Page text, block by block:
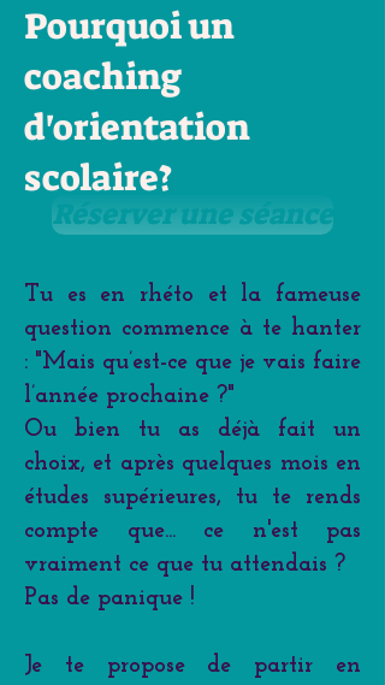
Pourquoi un
coaching
d'orientation
scolaire?
Réserver une séance
Tu es en rhéto et la fameuse
question commence à te hanter
: "Mais qu’est-ce que je vais faire
l’année prochaine ?"
Ou bien tu as déjà fait un
choix, et après quelques mois en
études supérieures, tu te rends
compte que... ce n'est pas
vraiment ce que tu attendais ?
Pas de panique !
Je te propose de partir en